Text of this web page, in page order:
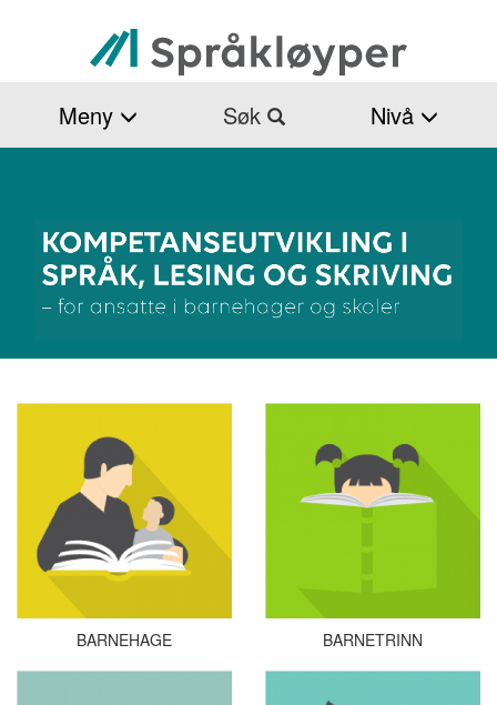
hovedinnhold
Meny Søk Nivå
BARNEHAGE BARNETRINN